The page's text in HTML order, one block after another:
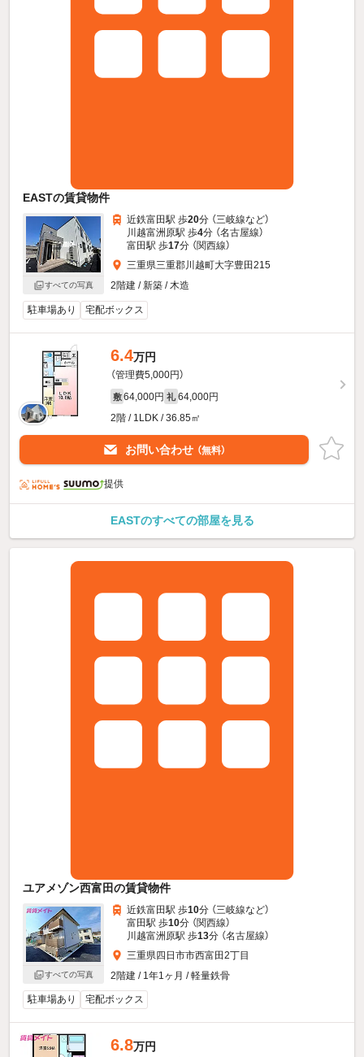
EASTの賃貸物件
すべての写真
近鉄富田駅 歩20分 （三岐線など）
川越富洲原駅 歩4分 （名古屋線）
富田駅 歩17分 （関西線）
三重県三重郡川越町大字豊田215
2階建 / 新築 / 木造
駐車場あり 宅配ボックス
6.4万円
（管理費5,000円）
敷 64,000円 礼 64,000円
2階 / 1LDK / 36.85㎡
お問い合わせ （無料）
提供
EASTのすべての部屋を見る
ユアメゾン西富田の賃貸物件
すべての写真
近鉄富田駅 歩10分 （三岐線など）
富田駅 歩10分 （関西線）
川越富洲原駅 歩13分 （名古屋線）
三重県四日市市西富田2丁目
2階建 / 1年1ヶ月 / 軽量鉄骨
駐車場あり 宅配ボックス
6.8万円